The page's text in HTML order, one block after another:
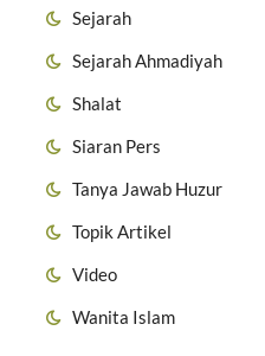
Sejarah
Sejarah Ahmadiyah
Shalat
Siaran Pers
Tanya Jawab Huzur
Topik Artikel
Video
Wanita Islam